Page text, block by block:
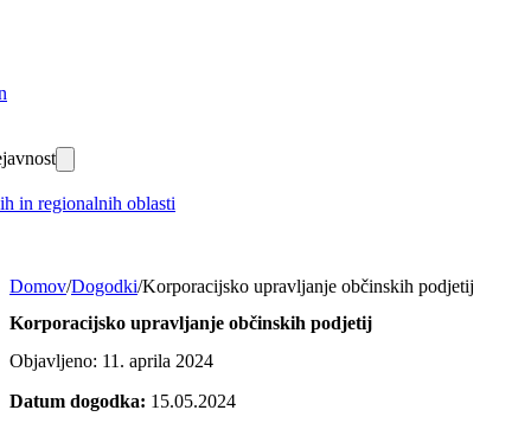
in regionalnih oblasti
Domov/Dogodki/Korporacijsko upravljanje občinskih podjetij
Korporacijsko upravljanje občinskih podjetij
Objavljeno: 11. aprila 2024
Datum dogodka: 15.05.2024